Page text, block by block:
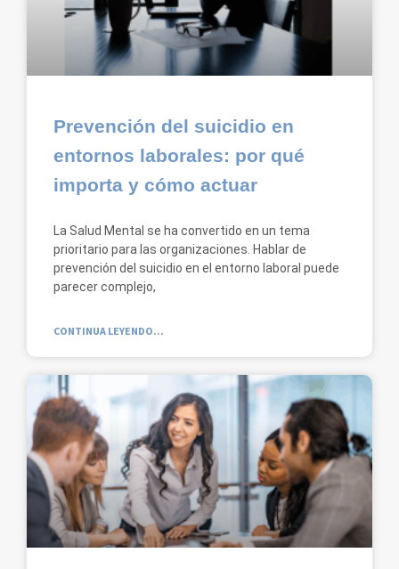
Prevención del suicidio en
entornos laborales: por qué
importa y cómo actuar
La Salud Mental se ha convertido en un tema
prioritario para las organizaciones. Hablar de
prevención del suicidio en el entorno laboral puede
parecer complejo,
CONTINUA LEYENDO...